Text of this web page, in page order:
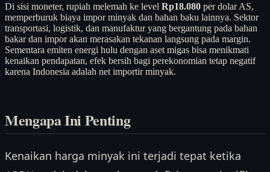
Di sisi moneter, rupiah melemah ke level Rp18.080 per dolar AS,
memperburuk biaya impor minyak dan bahan baku lainnya. Sektor
transportasi, logistik, dan manufaktur yang bergantung pada bahan
bakar dan impor akan merasakan tekanan langsung pada margin.
Sementara emiten energi hulu dengan aset migas bisa menikmati
kenaikan pendapatan, efek bersih bagi perekonomian tetap negatif
karena Indonesia adalah net importir minyak.
Mengapa Ini Penting
Kenaikan harga minyak ini terjadi tepat ketika